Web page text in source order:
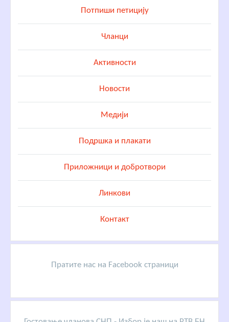
Потпиши петицију
Чланци
Активности
Новости
Медији
Подршка и плакати
Приложници и добротвори
Линкови
Контакт
Пратите нас на Facebook страници